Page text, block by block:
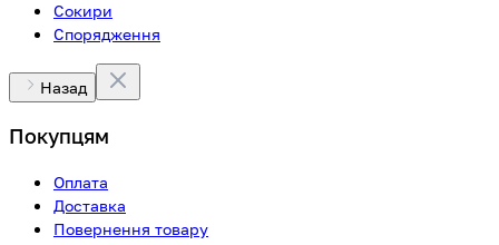
Сокири
Спорядження
Назад
Покупцям
Оплата
Доставка
Повернення товару